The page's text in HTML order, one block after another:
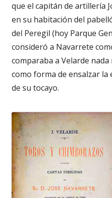
que el capitán de artillería
en su habitación del
del Peregil (hoy Parque
consideró a Navarrete
comparaba a Velarde
como forma de ensalzar la
de su tocayo.